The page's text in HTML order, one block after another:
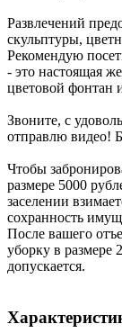
Развлечений
скульптуры,
Рекомендую
- это настоящая
цветовой фонтан
Звоните, с
отправлю видео!
Чтобы
размере 5000
заселении
сохранность
После вашего
уборку в
допускается.